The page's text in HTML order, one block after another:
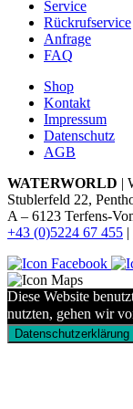
Service
Rückrufservice
Anfrage
FAQ
Shop
Kontakt
Impressum
Datenschutz
AGB
WATERWORLD |
Stublerfeld 22,
A – 6123 Terfens-
+43 (0)5224 67 455 |
Diese Website
nutzten, gehen wir
Datenschutzerklärung